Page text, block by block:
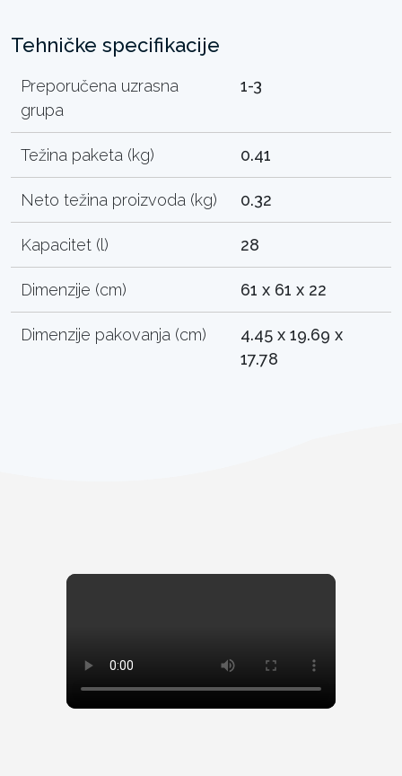
Tehničke specifikacije
Preporučena uzrasna
grupa
1-3
Težina paketa (kg) 0.41
Neto težina proizvoda (kg) 0.32
Kapacitet (l) 28
Dimenzije (cm) 61 x 61 x 22
Dimenzije pakovanja (cm)
4.45 x 19.69 x
17.78